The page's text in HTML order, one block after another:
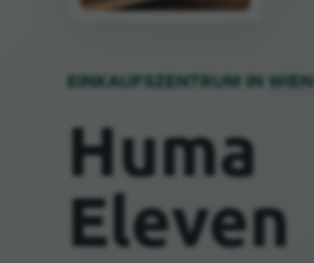
EINKAUFSZENTRUM IN WIEN
Huma
Eleven